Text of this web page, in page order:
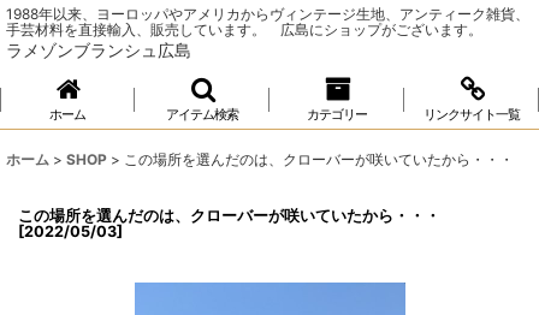
1988年以来、ヨーロッパやアメリカからヴィンテージ生地、アンティーク雑貨、
手芸材料を直接輸入、販売しています。 広島にショップがございます。
ラメゾンブランシュ広島
ホーム アイテム検索 カテゴリー リンクサイト一覧
ホーム > SHOP > この場所を選んだのは、クローバーが咲いていたから・・・
この場所を選んだのは、クローバーが咲いていたから・・・
[2022/05/03]